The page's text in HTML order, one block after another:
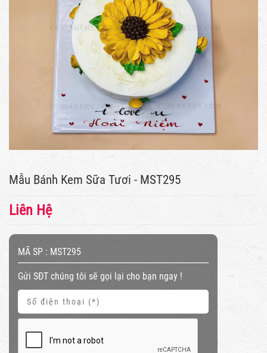
Mẫu Bánh Kem Sữa Tươi - MST295
Liên Hệ
MÃ SP : MST295
Gửi SĐT chúng tôi sẽ gọi lại cho bạn ngay !